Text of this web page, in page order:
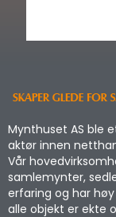
Mynthuset AS ble
aktør innen
Vår
samlemynter,
erfaring og har
alle objekt er ekte